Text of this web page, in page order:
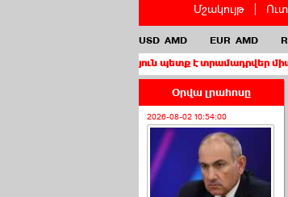
Մշակույթ
USD AMD EUR AMD
պետք է տրամադրվեր միայն այն
Օրվա լրահոսը
2026-08-02 10:54:00